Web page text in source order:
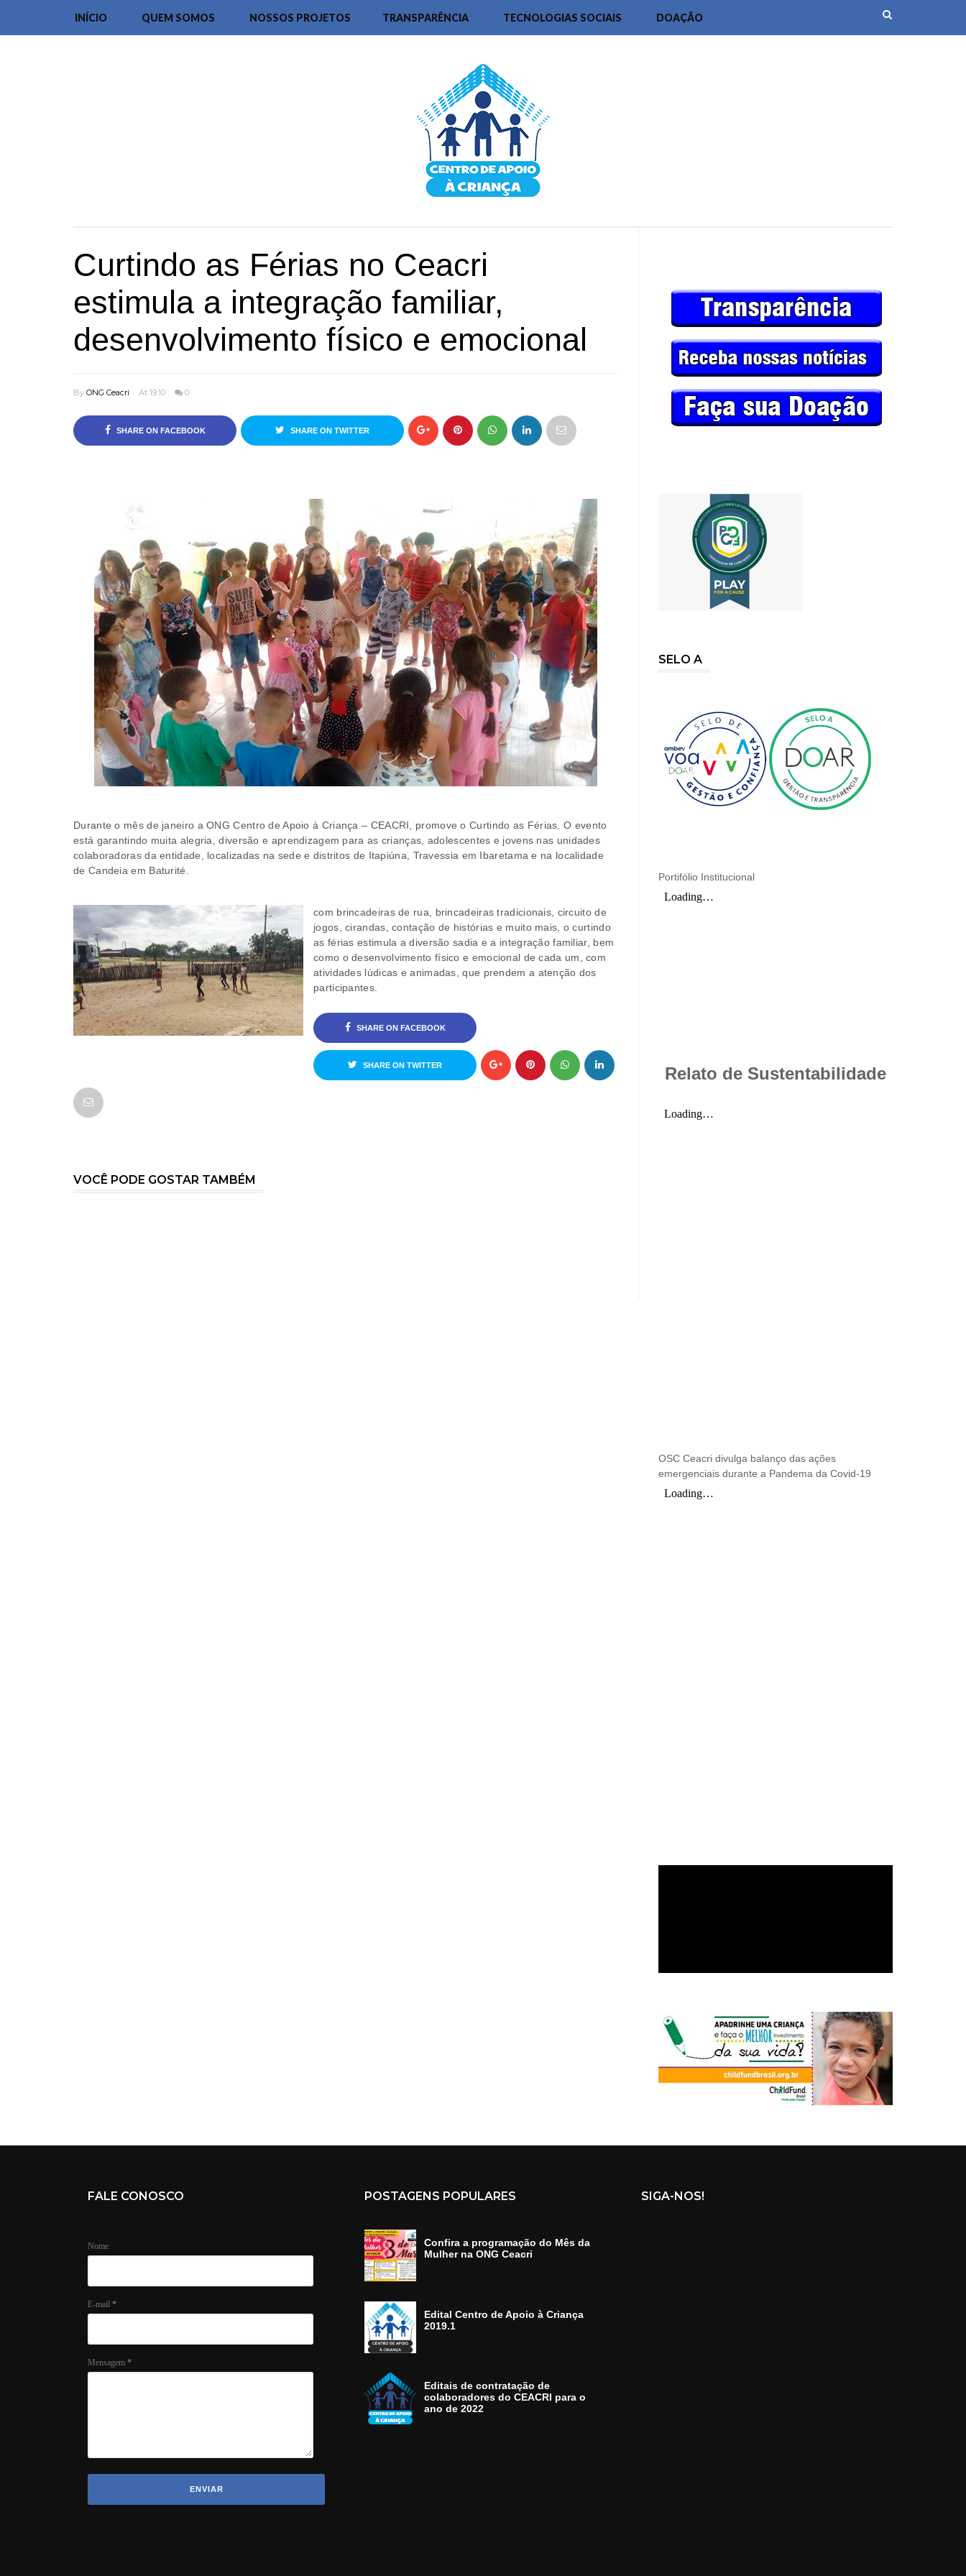
INÍCIO QUEM SOMOS NOSSOS PROJETOS TRANSPARÊNCIA TECNOLOGIAS SOCIAIS DOAÇÃO
Curtindo as Férias no Ceacri
estimula a integração familiar,
desenvolvimento físico e emocional
By ONG Ceacri At 19:10 0
SHARE ON FACEBOOK SHARE ON TWITTER
Durante o mês de janeiro a ONG Centro de Apoio à Criança – CEACRI, promove o Curtindo as Férias. O evento
está garantindo muita alegria, diversão e aprendizagem para as crianças, adolescentes e jovens nas unidades
colaboradoras da entidade, localizadas na sede e distritos de Itapiúna, Travessia em Ibaretama e na localidade
de Candeia em Baturité.
com brincadeiras de rua, brincadeiras tradicionais, circuito de
jogos, cirandas, contação de histórias e muito mais, o curtindo
as férias estimula a diversão sadia e a integração familiar, bem
como o desenvolvimento físico e emocional de cada um, com
atividades lúdicas e animadas, que prendem a atenção dos
participantes.
SHARE ON FACEBOOK
SHARE ON TWITTER
VOCÊ PODE GOSTAR TAMBÉM
SELO A
Portifólio Institucional
Relato de Sustentabilidade
OSC Ceacri divulga balanço das ações
emergenciais durante a Pandema da Covid-19
FALE CONOSCO
Nome
E-mail *
Mensagem *
POSTAGENS POPULARES
Confira a programação do Mês da
Mulher na ONG Ceacri
Edital Centro de Apoio à Criança
2019.1
Editais de contratação de
colaboradores do CEACRI para o
ano de 2022
SIGA-NOS!